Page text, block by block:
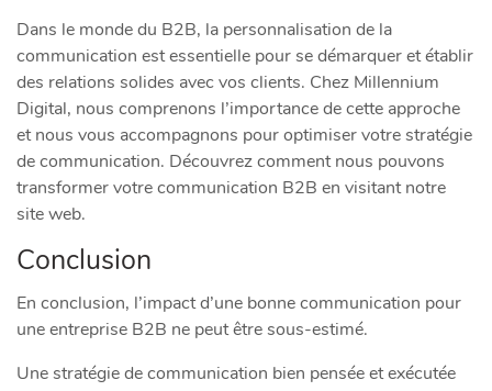
Dans le monde du B2B, la personnalisation de la
communication est essentielle pour se démarquer et établir
des relations solides avec vos clients. Chez Millennium
Digital, nous comprenons l’importance de cette approche
et nous vous accompagnons pour optimiser votre stratégie
de communication. Découvrez comment nous pouvons
transformer votre communication B2B en visitant notre
site web.
Conclusion
En conclusion, l’impact d’une bonne communication pour
une entreprise B2B ne peut être sous-estimé.
Une stratégie de communication bien pensée et exécutée